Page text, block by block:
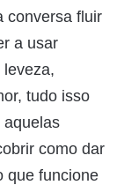
conversa fluir
a usar
tudo isso
aquelas
como dar
que funcione